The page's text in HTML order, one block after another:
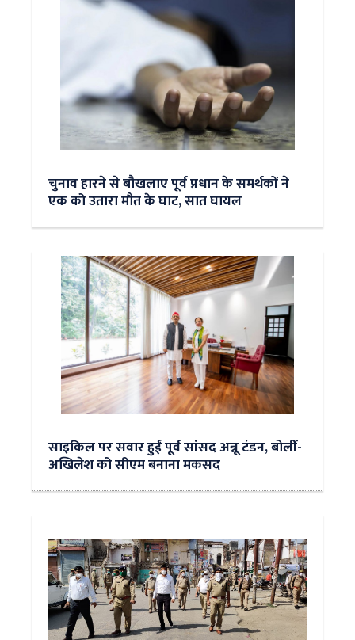
चुनाव हारने से बौखलाए पूर्व प्रधान के समर्थकों ने
एक को उतारा मौत के घाट, सात घायल
साइकिल पर सवार हुईं पूर्व सांसद अन्नू टंडन, बोलीं-
अखिलेश को सीएम बनाना मकसद